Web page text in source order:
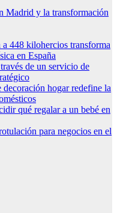
Madrid y la transformación
448 kilohercios transforma
en España
de un servicio de
hogar redefine la
qué regalar a un bebé en
para negocios en el